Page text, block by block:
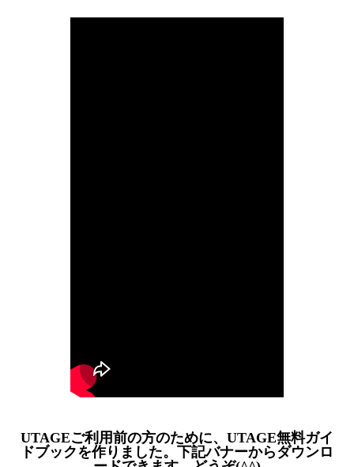
UTAGEご利用前の方のために、UTAGE無料ガイ
ドブックを作りました。下記バナーからダウンロ